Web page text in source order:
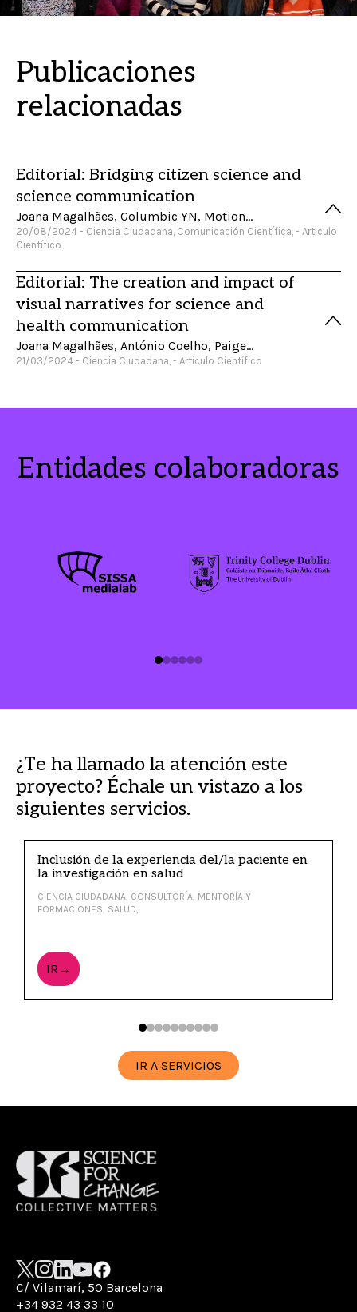
Publicaciones
relacionadas
Editorial: Bridging citizen science and
science communication
Joana Magalhães, Golumbic YN, Motion A and Roche J
20/08/2024 - Ciencia Ciudadana, Comunicación Científica, - Articulo
Científico
Editorial: The creation and impact of
visual narratives for science and
health communication
Joana Magalhães, António Coelho, Paige Jarreau
21/03/2024 - Ciencia Ciudadana, - Articulo Científico
Entidades colaboradoras
¿Te ha llamado la atención este
proyecto? Échale un vistazo a los
siguientes servicios.
Inclusión de la experiencia del/la paciente en
la investigación en salud
CIENCIA CIUDADANA, CONSULTORÍA, MENTORÍA Y
FORMACIONES, SALUD,
IR→
IR A SERVICIOS
C/ Vilamarí, 50 Barcelona
+34 932 43 33 10